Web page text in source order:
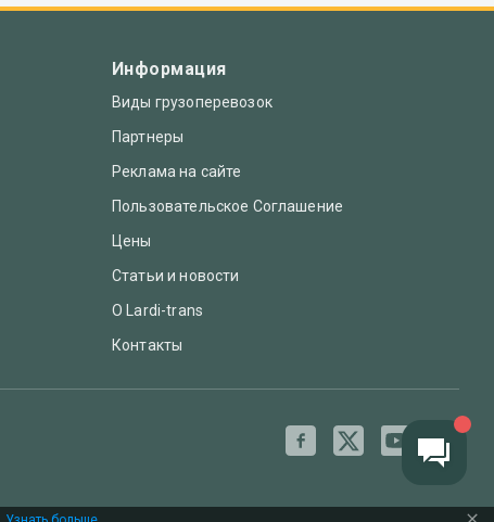
Информация
Виды грузоперевозок
Партнеры
Реклама на сайте
Пользовательское Соглашение
Цены
Статьи и новости
О Lardi-trans
Контакты